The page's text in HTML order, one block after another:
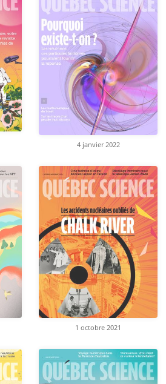
4 janvier 2022
1 octobre 2021